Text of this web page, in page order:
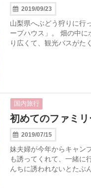
2019/09/23
山梨県へぶどう狩りに行
ープハウス」。 畑の中
り広くて、観光バスがた
国内旅行
初めてのファミ
2019/07/15
妹夫婦が今年からキャン
も誘ってくれて、一緒に
んちに誘われないとたぶ